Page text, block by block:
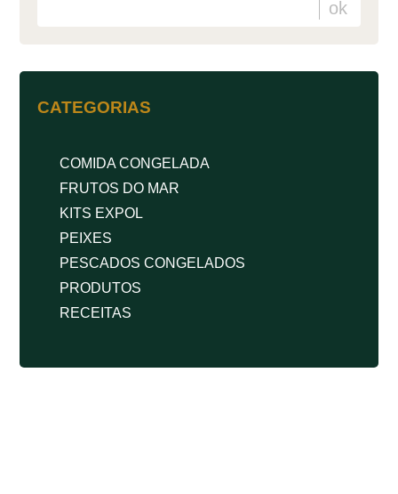
CATEGORIAS
COMIDA CONGELADA
FRUTOS DO MAR
KITS EXPOL
PEIXES
PESCADOS CONGELADOS
PRODUTOS
RECEITAS